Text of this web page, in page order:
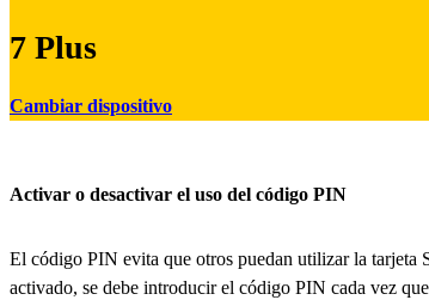
7 Plus
Cambiar dispositivo
Activar o desactivar el uso del código PIN
El código PIN evita que otros puedan utilizar la
activado, se debe introducir el código PIN cada vez